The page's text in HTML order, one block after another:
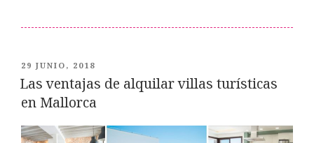
PUBLICADO
EL
29 JUNIO, 2018
Las ventajas de alquilar villas turísticas
en Mallorca